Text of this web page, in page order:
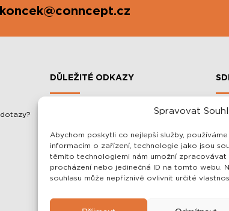
Spravovat
Abychom poskytli co nejlepší služby,
informacím o zařízení, technologie jako jsou
těmito technologiemi nám umožní zpracovávat
procházení nebo jedinečná ID na tomto webu.
souhlasu může nepříznivě ovlivnit určité
DŮLEŽITÉ ODKAZY
MOBILNÍ SLOUPOVÉ MANIPULÁTORY A
O SPOLEČNOSTI
OCHRANA OSOBNÍCH ÚDAJŮ
OBCHODNÍ PODMÍNKY